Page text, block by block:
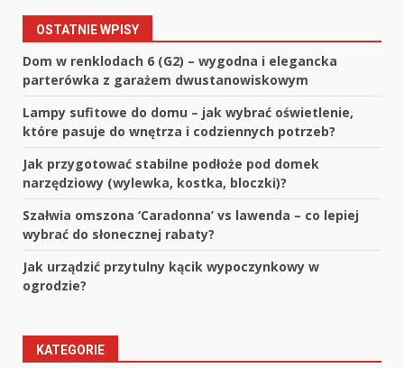
OSTATNIE WPISY
Dom w renklodach 6 (G2) – wygodna i elegancka
parterówka z garażem dwustanowiskowym
Lampy sufitowe do domu – jak wybrać oświetlenie,
które pasuje do wnętrza i codziennych potrzeb?
Jak przygotować stabilne podłoże pod domek
narzędziowy (wylewka, kostka, bloczki)?
Szałwia omszona ‘Caradonna’ vs lawenda – co lepiej
wybrać do słonecznej rabaty?
Jak urządzić przytulny kącik wypoczynkowy w
ogrodzie?
KATEGORIE